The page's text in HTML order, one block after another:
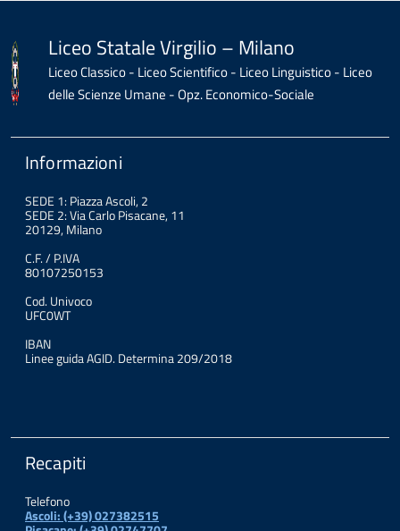
Liceo Statale Virgilio – Milano
Liceo Classico - Liceo Scientifico - Liceo Linguistico - Liceo
delle Scienze Umane - Opz. Economico-Sociale
Informazioni
SEDE 1: Piazza Ascoli, 2
SEDE 2: Via Carlo Pisacane, 11
20129, Milano
C.F. / P.IVA
80107250153
Cod. Univoco
UFC0WT
IBAN
Linee guida AGID. Determina 209/2018
Recapiti
Telefono
Ascoli: (+39) 027382515